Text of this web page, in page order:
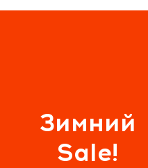
Зимний
Sale!